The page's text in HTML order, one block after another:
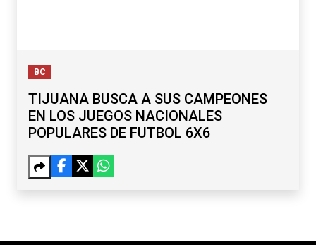
BC
TIJUANA BUSCA A SUS CAMPEONES
EN LOS JUEGOS NACIONALES
POPULARES DE FUTBOL 6X6